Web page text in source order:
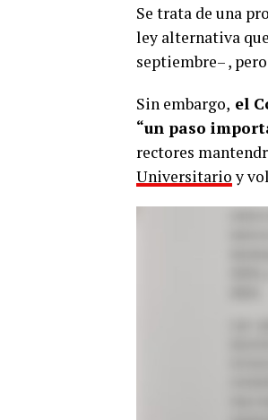
Se trata de una
ley alternativa
septiembre– ,
Sin embargo, el
“un paso
rectores
Universitarioy